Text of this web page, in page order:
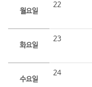
월요일
22
화요일
23
수요일
24